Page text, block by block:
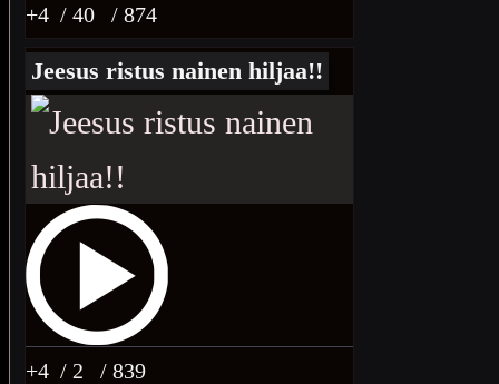
+4 / 40 / 874
Jeesus ristus nainen hiljaa!!
+4 / 2 / 839